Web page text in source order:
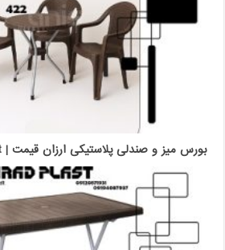
بورس میز و صندلی پلاستیکی ارزان قیمت | Hiradplast